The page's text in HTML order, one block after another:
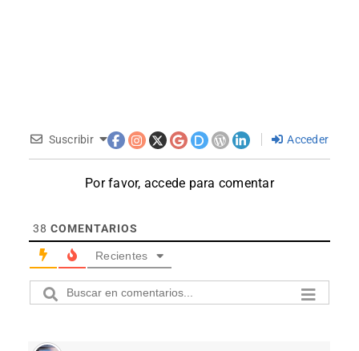
Suscribir Acceder
Por favor, accede para comentar
38 COMENTARIOS
Recientes